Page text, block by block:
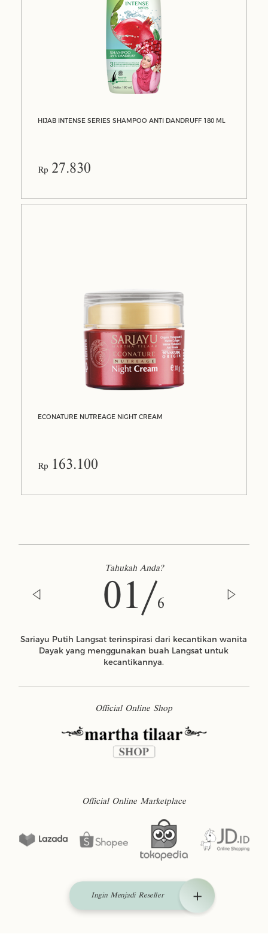
HIJAB INTENSE SERIES SHAMPOO ANTI DANDRUFF 180 ML
Rp 27.830
ECONATURE NUTREAGE NIGHT CREAM
Rp 163.100
Tahukah Anda?
01/6
Sariayu Putih Langsat terinspirasi dari kecantikan wanita
Dayak yang menggunakan buah Langsat untuk
kecantikannya.
Official Online Shop
Official Online Marketplace
Ingin Menjadi Reseller